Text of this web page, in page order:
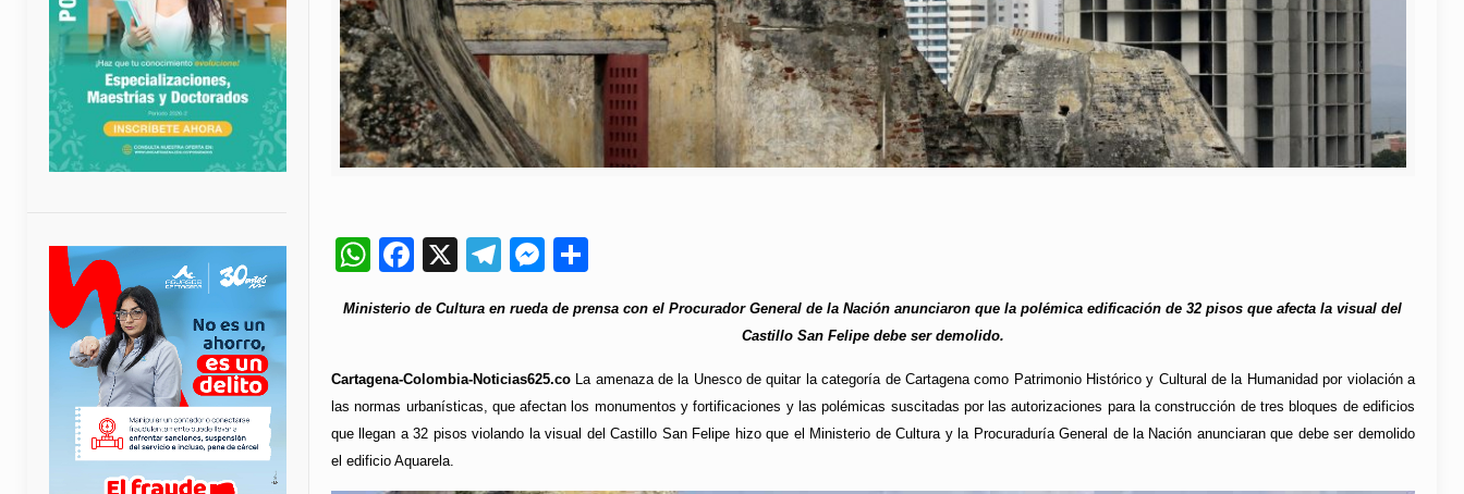
WhatsApp
Facebook
X Telegram
Messenger
Ministerio de Cultura en rueda de prensa con el Procurador General de la Nación anunciaron que la polémica edificación de 32 pisos que afecta la visual del
Castillo San Felipe debe ser demolido.
Cartagena-Colombia-Noticias625.co La amenaza de la Unesco de quitar la categoría de Cartagena como Patrimonio Histórico y Cultural de la Humanidad por violación a
las normas urbanísticas, que afectan los monumentos y fortificaciones y las polémicas suscitadas por las autorizaciones para la construcción de tres bloques de edificios
que llegan a 32 pisos violando la visual del Castillo San Felipe hizo que el Ministerio de Cultura y la Procuraduría General de la Nación anunciaran que debe ser demolido
el edificio Aquarela.